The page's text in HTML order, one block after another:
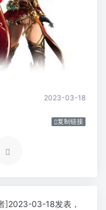
2023-03-18
复制链接
]2023-03-18发表，